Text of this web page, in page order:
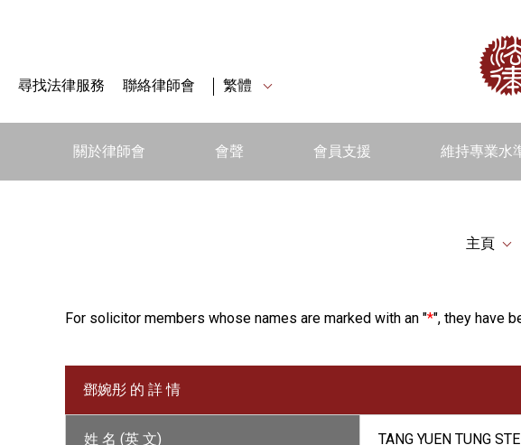
尋找法律服務 聯絡律師會 繁體
關於律師會 會聲 會員支援 維持專業水
主頁
For solicitor members whose names are marked with an "*", they have
鄧婉彤 的 詳 情
姓 名 (英 文) TANG YUEN TUNG